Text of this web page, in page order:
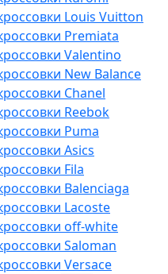
Louis Vuitton
Premiata
Valentino
New Balance
Chanel
Reebok
Puma
Asics
Fila
Balenciaga
Lacoste
off-white
Saloman
Versace